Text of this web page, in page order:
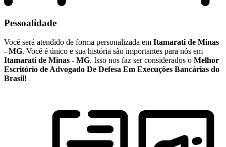
Pessoalidade
Você será atendido de forma personalizada em Itamarati de Minas
- MG. Você é único e sua história são importantes para nós em
Itamarati de Minas - MG. Isso nos faz ser considerados o Melhor
Escritório de Advogado De Defesa Em Execuções Bancárias do
Brasil!